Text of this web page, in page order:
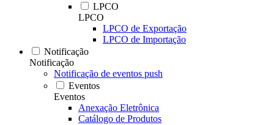
LPCO
LPCO
LPCO de Exportação
LPCO de Importação
Notificação
Notificação
Notificação de eventos push
Eventos
Eventos
Anexação Eletrônica
Catálogo de Produtos